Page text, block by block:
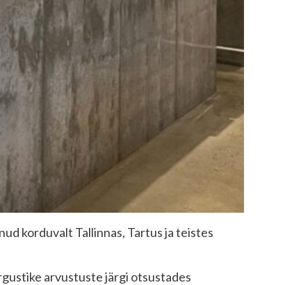
korduvalt Tallinnas, Tartus ja teistes
arvustuste järgi otsustades